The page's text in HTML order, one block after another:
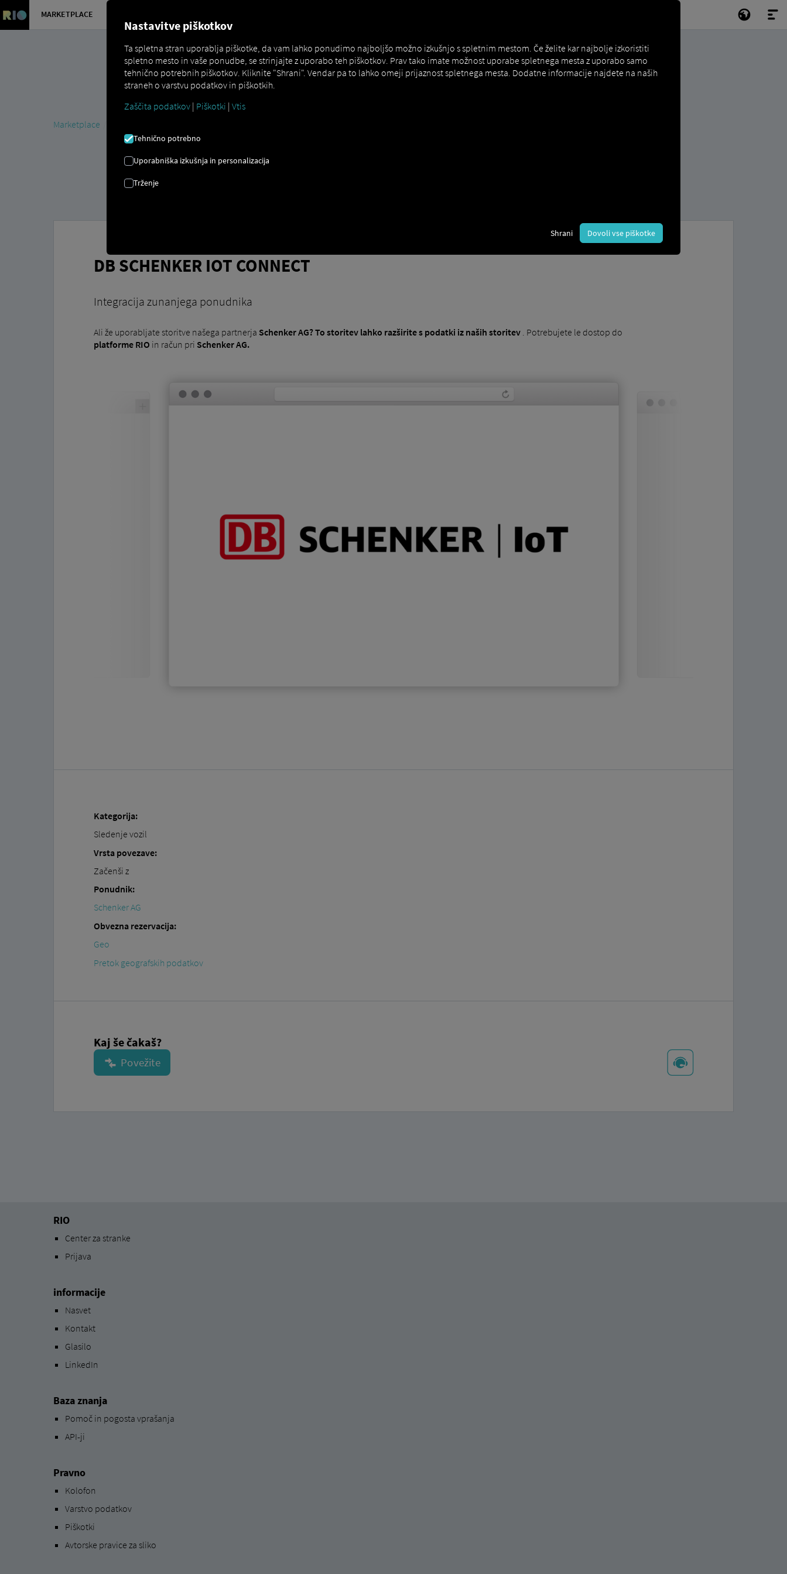
MARKETPLACE
Marketplace
DB SCHENKER IOT CONNECT
Integracija zunanjega ponudnika
Ali že uporabljate storitve našega partnerja Schenker AG?To storitev lahko razširite s podatki iz naših storitev. Potrebujete le dostop do
platforme RIO in račun pri Schenker AG.
Kategorija:
Sledenje vozil
Vrsta povezave:
Začenši z
Ponudnik:
Schenker AG
Obvezna rezervacija:
Geo
Pretok geografskih podatkov
Kaj še čakaš?
RIO
Center za stranke
Prijava
informacije
Nasvet
Kontakt
Glasilo
LinkedIn
Baza znanja
Pomoč in pogosta vprašanja
API-ji
Pravno
Kolofon
Varstvo podatkov
Piškotki
Avtorske pravice za sliko
Nastavitve piškotkov
Ta spletna stran uporablja piškotke, da vam lahko ponudimo najboljšo možno izkušnjo s spletnim mestom. Če želite kar najbolje izkoristiti
spletno mesto in vaše ponudbe, se strinjajte z uporabo teh piškotkov. Prav tako imate možnost uporabe spletnega mesta z uporabo samo
tehnično potrebnih piškotkov. Kliknite "Shrani". Vendar pa to lahko omeji prijaznost spletnega mesta. Dodatne informacije najdete na naših
straneh o varstvu podatkov in piškotkih.
Zaščita podatkov | Piškotki | Vtis
Tehnično potrebno
Uporabniška izkušnja in personalizacija
Trženje
Shrani Dovoli vse piškotke